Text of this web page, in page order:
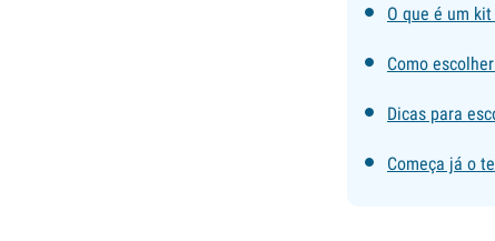
O que é um
Como
Dicas para
Começa já o